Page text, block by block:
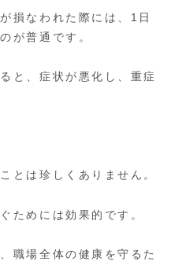
損なわれた際には、1日
が普通です。
と、症状が悪化し、重症
とは珍しくありません。
ためには効果的です。
職場全体の健康を守るた